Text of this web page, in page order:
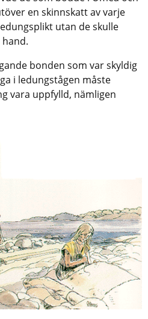
en skinnskatt av varje
utan de skulle
bonden som var skyldig
i ledungstågen måste
vara uppfylld, nämligen